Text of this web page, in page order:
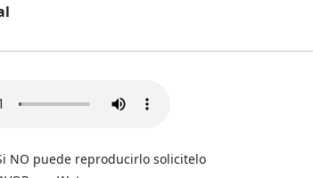
NO puede reproducirlo solicitelo